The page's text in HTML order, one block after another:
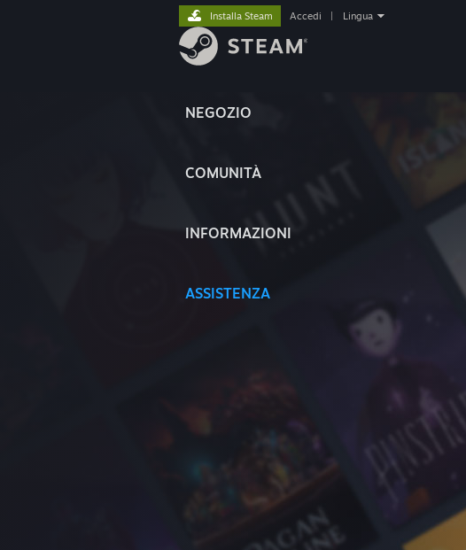
NEGOZIO
COMUNITÀ
INFORMAZIONI
ASSISTENZA
Installa Steam Accedi Lingua